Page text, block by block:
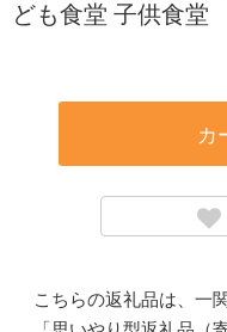
ども食堂 子供食堂
カ
こちらの返礼品は、一